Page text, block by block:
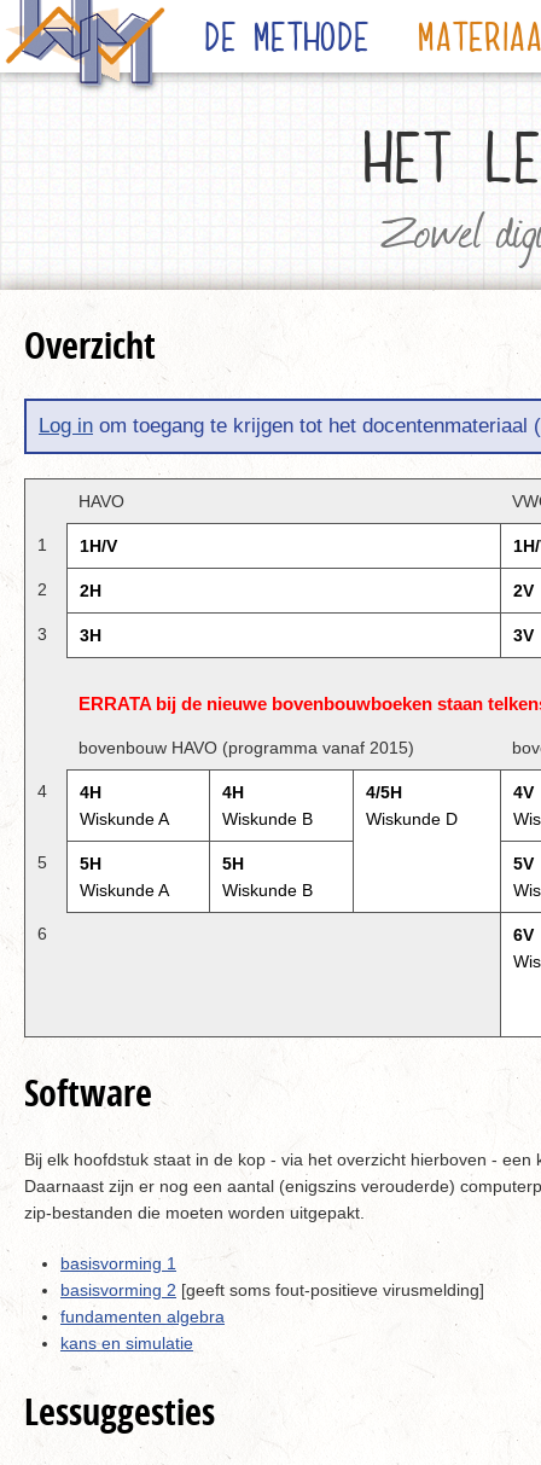
De Methode
HET
Zowel
Overzicht
Log in om toegang te krijgen tot het
HAVO
1 1H/V
2 2H 2V
3 3H 3V
ERRATA bij de nieuwe bovenbouwboeken staan
bovenbouw HAVO (programma vanaf 2015)
4
4H
Wiskunde A
4H
Wiskunde B
4/5H
Wiskunde D
4V
5
5H
Wiskunde A
5H
Wiskunde B
5V
6
6V
Software
Bij elk hoofdstuk staat in de kop - via het overzicht hierboven -
Daarnaast zijn er nog een aantal (enigszins verouderde)
zip-bestanden die moeten worden uitgepakt.
basisvorming 1
basisvorming 2 [geeft soms fout-positieve virusmelding]
fundamenten algebra
kans en simulatie
Lessuggesties